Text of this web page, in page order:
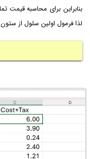
لذا فرمول اولین سلول از ستون C به صورت زیر است: